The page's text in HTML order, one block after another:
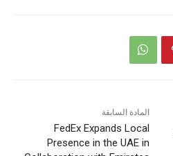
المادة السابقة
FedEx Expands Local
Presence in the UAE in